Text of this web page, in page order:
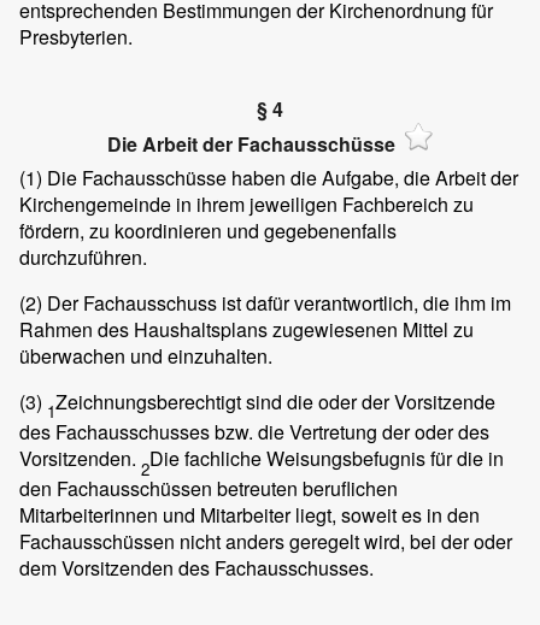
entsprechenden Bestimmungen der Kirchenordnung für
Presbyterien.
§ 4
Die Arbeit der Fachausschüsse
(1) Die Fachausschüsse haben die Aufgabe, die Arbeit der
Kirchengemeinde in ihrem jeweiligen Fachbereich zu
fördern, zu koordinieren und gegebenenfalls
durchzuführen.
(2) Der Fachausschuss ist dafür verantwortlich, die ihm im
Rahmen des Haushaltsplans zugewiesenen Mittel zu
überwachen und einzuhalten.
(3) 1Zeichnungsberechtigt sind die oder der Vorsitzende
des Fachausschusses bzw. die Vertretung der oder des
Vorsitzenden. 2Die fachliche Weisungsbefugnis für die in
den Fachausschüssen betreuten beruflichen
Mitarbeiterinnen und Mitarbeiter liegt, soweit es in den
Fachausschüssen nicht anders geregelt wird, bei der oder
dem Vorsitzenden des Fachausschusses.